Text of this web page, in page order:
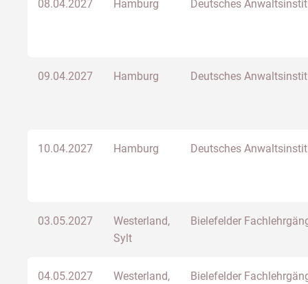
08.04.2027 Hamburg Deutsches
09.04.2027 Hamburg Deutsches
10.04.2027 Hamburg Deutsches
03.05.2027
Westerland,
Sylt
Bielefelder
04.05.2027
Westerland,
Bielefelder